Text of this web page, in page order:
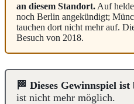
an diesem Standort. Auf
noch Berlin angekündigt;
tauchen dort nicht mehr auf.
Besuch von 2018.
🏁 Dieses Gewinnspiel ist
ist nicht mehr möglich.